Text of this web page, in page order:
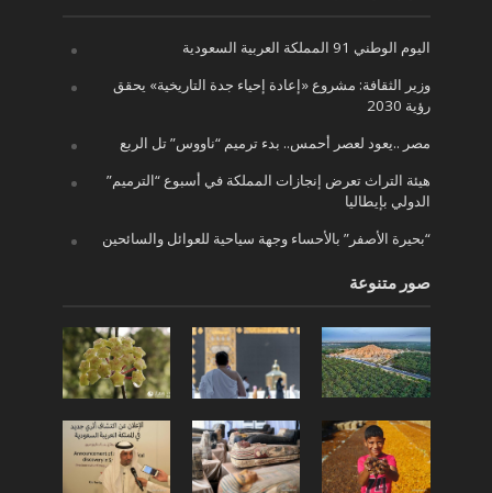
اليوم الوطني 91 المملكة العربية السعودية
وزير الثقافة: مشروع «إعادة إحياء جدة التاريخية» يحقق
رؤية 2030
مصر ..يعود لعصر أحمس.. بدء ترميم “ناووس” تل الربع
هيئة التراث تعرض إنجازات المملكة في أسبوع “الترميم”
الدولي بإيطاليا
“بحيرة الأصفر” بالأحساء وجهة سياحية للعوائل والسائحين
صور متنوعة